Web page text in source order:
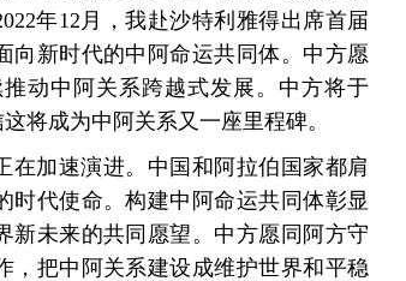
年12月，我赴沙特利雅得出席首届
向新时代的中阿命运共同体。中方愿
动中阿关系跨越式发展。中方将于
将成为中阿关系又一座里程碑。
在加速演进。中国和阿拉伯国家都肩
时代使命。构建中阿命运共同体彰显
新未来的共同愿望。中方愿同阿方守
，把中阿关系建设成维护世界和平稳